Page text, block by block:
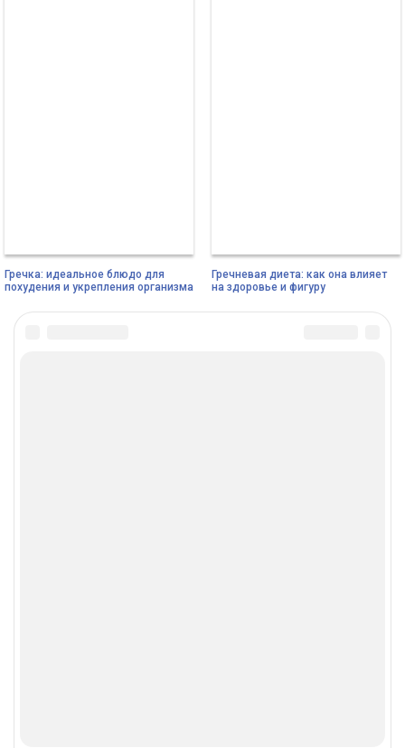
Гречка: идеальное блюдо для
похудения и укрепления организма
Гречневая диета: как она влияет
на здоровье и фигуру